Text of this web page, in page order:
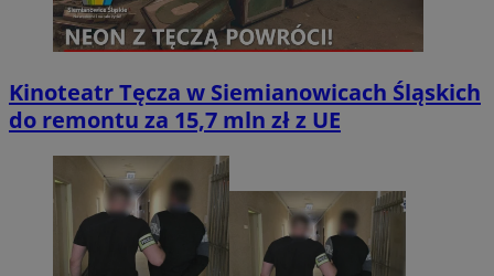
Kinoteatr Tęcza w Siemianowicach Śląskich
do remontu za 15,7 mln zł z UE